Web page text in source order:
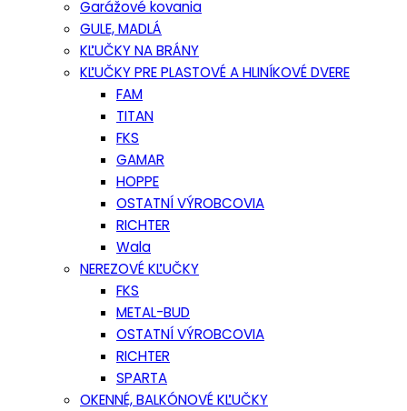
Garážové kovania
GULE, MADLÁ
KĽUČKY NA BRÁNY
KĽUČKY PRE PLASTOVÉ A HLINÍKOVÉ DVERE
FAM
TITAN
FKS
GAMAR
HOPPE
OSTATNÍ VÝROBCOVIA
RICHTER
Wala
NEREZOVÉ KĽUČKY
FKS
METAL-BUD
OSTATNÍ VÝROBCOVIA
RICHTER
SPARTA
OKENNÉ, BALKÓNOVÉ KĽUČKY